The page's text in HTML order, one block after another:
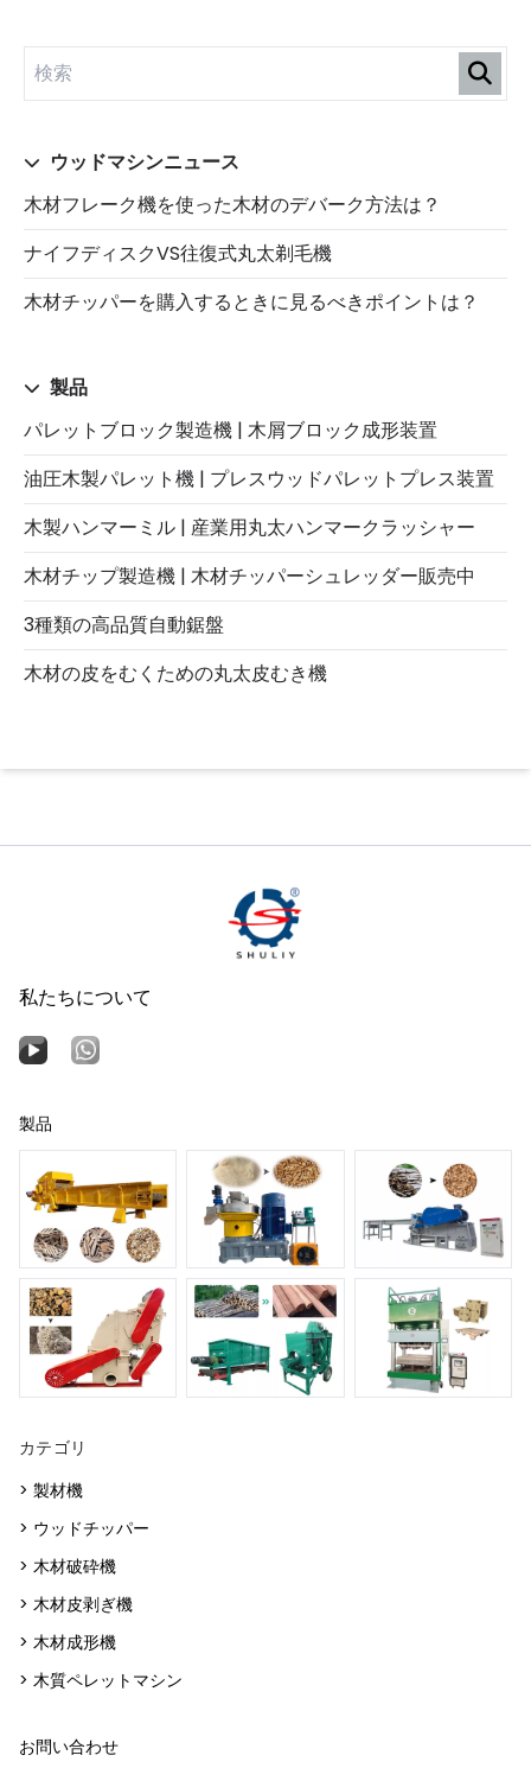
ウッドマシンニュース
木材フレーク機を使った木材のデバーク方法は？
ナイフディスクVS往復式丸太剃毛機
木材チッパーを購入するときに見るべきポイントは？
製品
パレットブロック製造機 | 木屑ブロック成形装置
油圧木製パレット機 | プレスウッドパレットプレス装置
木製ハンマーミル | 産業用丸太ハンマークラッシャー
木材チップ製造機 | 木材チッパーシュレッダー販売中
3種類の高品質自動鋸盤
木材の皮をむくための丸太皮むき機
私たちについて
製品
カテゴリ
> 製材機
> ウッドチッパー
> 木材破砕機
> 木材皮剥ぎ機
> 木材成形機
> 木質ペレットマシン
お問い合わせ